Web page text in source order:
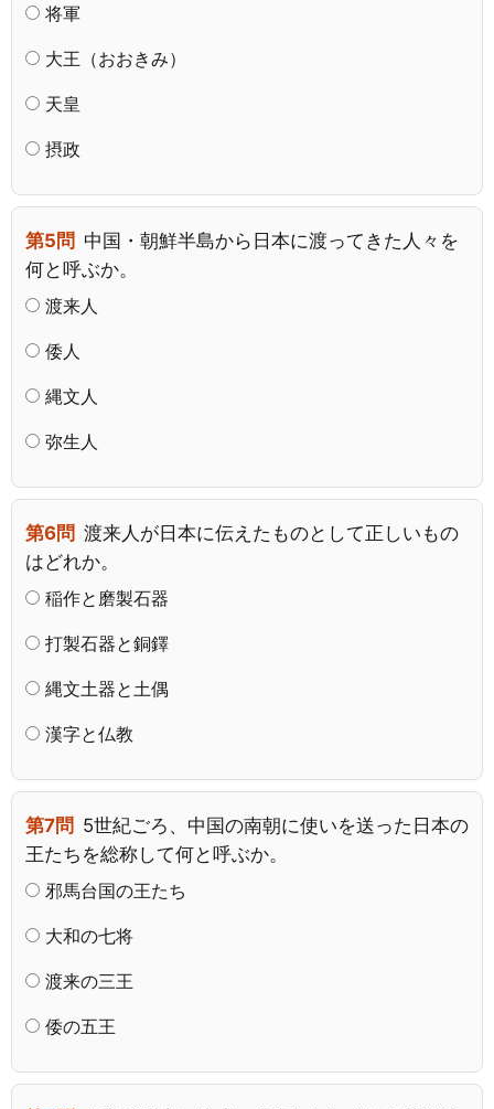
将軍
大王（おおきみ）
天皇
摂政
第5問 中国・朝鮮半島から日本に渡ってきた人々を
何と呼ぶか。
渡来人
倭人
縄文人
弥生人
第6問 渡来人が日本に伝えたものとして正しいもの
はどれか。
稲作と磨製石器
打製石器と銅鐸
縄文土器と土偶
漢字と仏教
第7問 5世紀ごろ、中国の南朝に使いを送った日本の
王たちを総称して何と呼ぶか。
邪馬台国の王たち
大和の七将
渡来の三王
倭の五王